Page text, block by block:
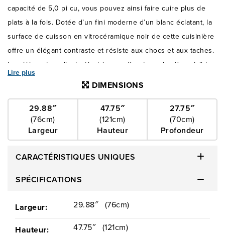
capacité de 5,0 pi cu, vous pouvez ainsi faire cuire plus de
plats à la fois. Dotée d’un fini moderne d’un blanc éclatant, la
surface de cuisson en vitrocéramique noir de cette cuisinière
offre un élégant contraste et résiste aux chocs et aux taches.
Les éléments radiants électriques offrent une lumière visible
lorsqu’activés et aident à accélérer le chauffage des
Lire plus
DIMENSIONS
29.88″
(76cm)
Largeur
47.75″
(121cm)
Hauteur
27.75″
(70cm)
Profondeur
CARACTÉRISTIQUES UNIQUES
SPÉCIFICATIONS
Largeur: 29.88″(76cm)
Hauteur: 47.75″(121cm)